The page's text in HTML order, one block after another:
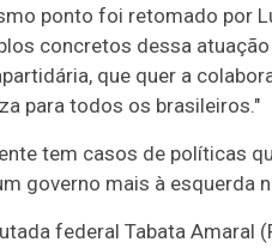
ponto foi retomado por
concretos dessa
que quer a
para todos os brasileiros."
tem casos de políticas
governo mais à esquerda
federal Tabata Amaral